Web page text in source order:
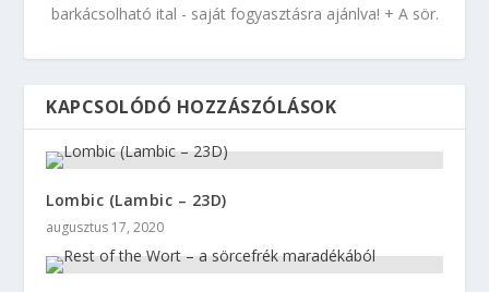
barkácsolható ital - saját fogyasztásra ajánlva! + A sör.
KAPCSOLÓDÓ HOZZÁSZÓLÁSOK
Lombic (Lambic – 23D)
augusztus 17, 2020